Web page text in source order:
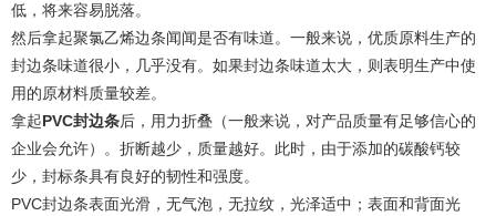
低，将来容易脱落。
然后拿起聚氯乙烯边条闻闻是否有味道。一般来说，优质原料生产的
封边条味道很小，几乎没有。如果封边条味道太大，则表明生产中使
用的原材料质量较差。
拿起PVC封边条后，用力折叠（一般来说，对产品质量有足够信心的
企业会允许）。折断越少，质量越好。此时，由于添加的碳酸钙较
少，封标条具有良好的韧性和强度。
PVC封边条表面光滑，无气泡，无拉纹，光泽适中；表面和背面光